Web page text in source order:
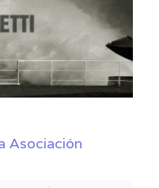
Asociación